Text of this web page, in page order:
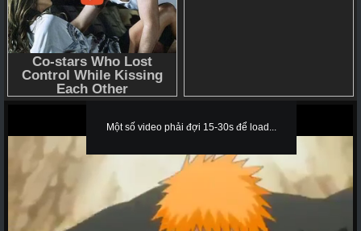
Một số video phải đợi 15-30s để load...